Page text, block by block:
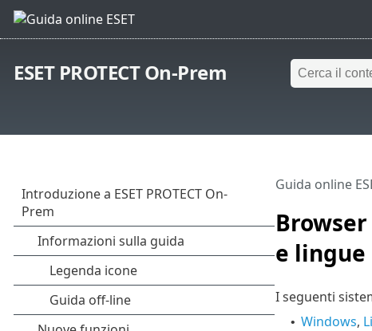
ESET PROTECT On-Prem
e lingue
Guida online
I seguenti
• Windows,